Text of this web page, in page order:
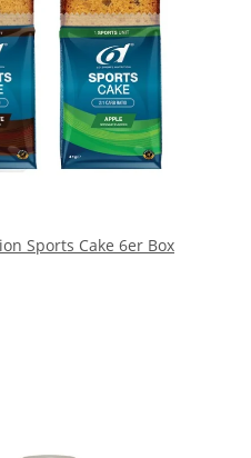
Sports Cake 6er Box